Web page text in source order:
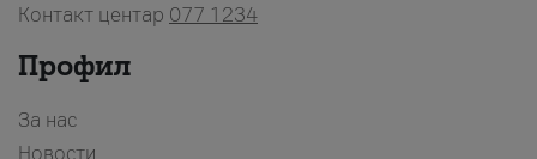
Контакт центар 077 1234
Профил
За нас
Новости